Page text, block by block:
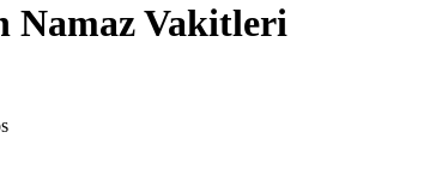
Namaz Vakitleri